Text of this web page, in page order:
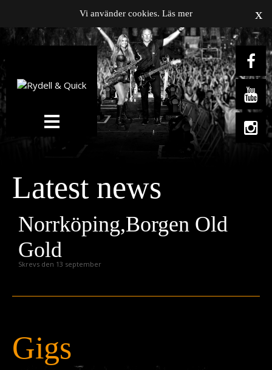
News
Om oss
Music
Gigs
Gallery
Videos
Press
Latest news
Norrköping,Borgen Old
Gold
Skrevs den 13 september
Gigs
Vi använder cookies. Läs mer x